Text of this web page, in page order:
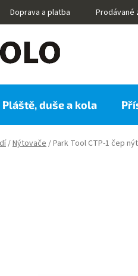
Doprava a platba Prodávané
Pláště, duše a kola
/Nýtovače/Park Tool CTP-1 čep